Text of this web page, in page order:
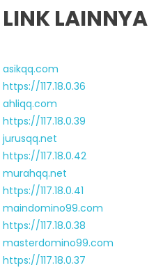
LINK LAINNYA
asikqq.com
https://117.18.0.36
ahliqq.com
https://117.18.0.39
jurusqq.net
https://117.18.0.42
murahqq.net
https://117.18.0.41
maindomino99.com
https://117.18.0.38
masterdomino99.com
https://117.18.0.37